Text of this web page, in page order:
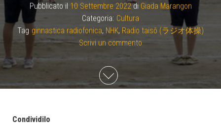
Pubblicato il 10 Settembre 2022di Giada Marangon
Categoria: Cultura
Tag ginnastica radiofonica, NHK, Radio taisō (ラジオ体操)
Scrivi un commento
Condividilo